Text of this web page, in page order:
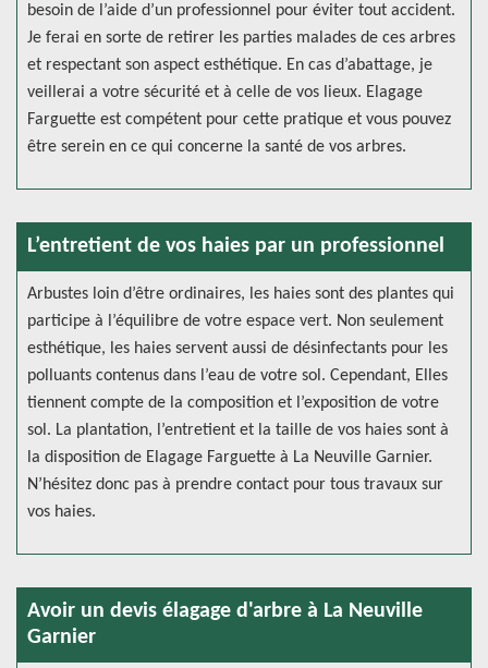
besoin de l’aide d’un professionnel pour éviter tout accident.
Je ferai en sorte de retirer les parties malades de ces arbres
et respectant son aspect esthétique. En cas d’abattage, je
veillerai a votre sécurité et à celle de vos lieux. Elagage
Farguette est compétent pour cette pratique et vous pouvez
être serein en ce qui concerne la santé de vos arbres.
L’entretient de vos haies par un professionnel
Arbustes loin d’être ordinaires, les haies sont des plantes qui
participe à l’équilibre de votre espace vert. Non seulement
esthétique, les haies servent aussi de désinfectants pour les
polluants contenus dans l’eau de votre sol. Cependant, Elles
tiennent compte de la composition et l’exposition de votre
sol. La plantation, l’entretient et la taille de vos haies sont à
la disposition de Elagage Farguette à La Neuville Garnier.
N’hésitez donc pas à prendre contact pour tous travaux sur
vos haies.
Avoir un devis élagage d'arbre à La Neuville
Garnier